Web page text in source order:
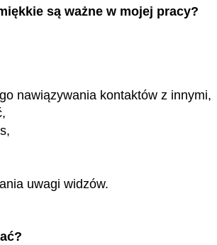
są ważne w mojej pracy?
nawiązywania kontaktów z innymi,
uwagi widzów.